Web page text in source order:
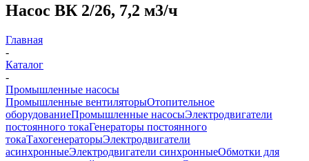
Насос ВК 2/26, 7,2 м3/ч
Главная
-
Каталог
-
Промышленные насосы
Промышленные вентиляторыОтопительное
оборудованиеПромышленные насосыЭлектродвигатели
постоянного токаГенераторы постоянного
токаТахогенераторыЭлектродвигатели
асинхронныеЭлектродвигатели синхронныеОбмотки для